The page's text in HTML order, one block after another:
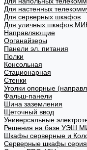
Для настенных
Для серверных шкафов
Для уличных шкафов
Направляющие
Органайзеры
Панели эл. питания
Полки
Консольная
Стационарная
Стенки
Уголки опорные
Фальш-панели
Шина заземления
Щеточный ввод
Универсальные
Решения на базе УЭШ
Шкафы серверные и
Серверные шкафы